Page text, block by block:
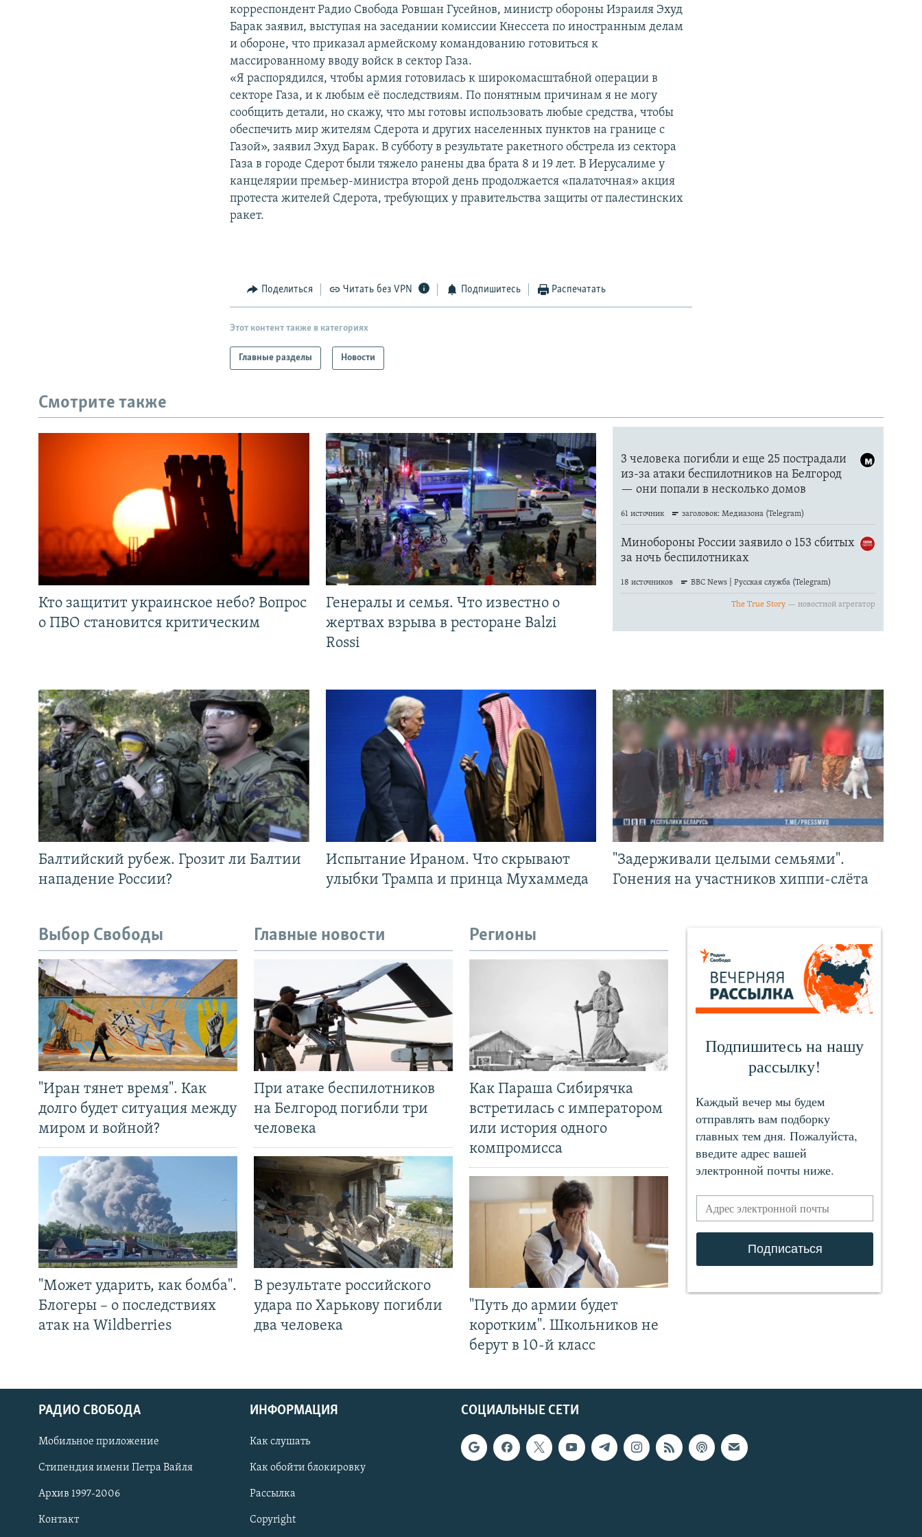
СОЦИАЛЬНЫЕ СЕТИ
корреспондент Радио Свобода Ровшан Гусейнов, министр обороны Израиля Эхуд
Барак заявил, выступая на заседании комиссии Кнессета по иностранным делам
и обороне, что приказал армейскому командованию готовиться к
массированному вводу войск в сектор Газа.
«Я распорядился, чтобы армия готовилась к широкомасштабной операции в
секторе Газа, и к любым её последствиям. По понятным причинам я не могу
сообщить детали, но скажу, что мы готовы использовать любые средства, чтобы
обеспечить мир жителям Сдерота и других населенных пунктов на границе с
Газой», заявил Эхуд Барак. В субботу в результате ракетного обстрела из сектора
Газа в городе Сдерот были тяжело ранены два брата 8 и 19 лет. В Иерусалиме у
канцелярии премьер-министра второй день продолжается «палаточная» акция
протеста жителей Сдерота, требующих у правительства защиты от палестинских
ракет.
Поделиться Читать без VPN Подпишитесь Распечатать
Этот контент также в категориях
Главные разделы Новости
Смотрите также
Кто защитит украинское небо? Вопрос
о ПВО становится критическим
Генералы и семья. Что известно о
жертвах взрыва в ресторане Balzi
Rossi
Балтийский рубеж. Грозит ли Балтии
нападение России?
Испытание Ираном. Что скрывают
улыбки Трампа и принца Мухаммеда
"Задерживали целыми семьями".
Гонения на участников хиппи-слёта
Выбор Свободы
"Иран тянет время". Как
долго будет ситуация между
миром и войной?
"Может ударить, как бомба".
Блогеры – о последствиях
атак на Wildberries
Главные новости
При атаке беспилотников
на Белгород погибли три
человека
В результате российского
удара по Харькову погибли
два человека
Регионы
Как Параша Сибирячка
встретилась с императором
или история одного
компромисса
"Путь до армии будет
коротким". Школьников не
берут в 10-й класс
СОЦИАЛЬНЫЕ СЕТИ
РАДИО СВОБОДА
Мобильное приложение
Стипендия имени Петра Вайля
Архив 1997-2006
Контакт
ИНФОРМАЦИЯ
Как слушать
Как обойти блокировку
Рассылка
Copyright